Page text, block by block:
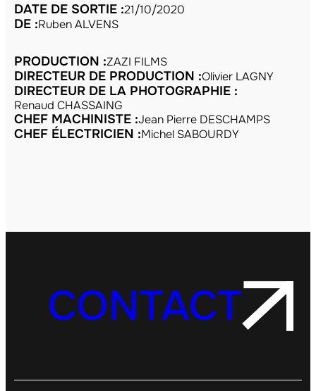
DATE DE SORTIE :21/10/2020
DE :Ruben ALVENS
PRODUCTION :ZAZI FILMS
DIRECTEUR DE PRODUCTION :Olivier LAGNY
DIRECTEUR DE LA PHOTOGRAPHIE :
Renaud CHASSAING
CHEF MACHINISTE :Jean Pierre DESCHAMPS
CHEF ÉLECTRICIEN :Michel SABOURDY
CONTACT